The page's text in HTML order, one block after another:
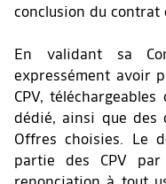
conclusion du contrat
En validant sa
expressément avoir
CPV,
dédié, ainsi que des
Offres choisies. Le
partie des CPV